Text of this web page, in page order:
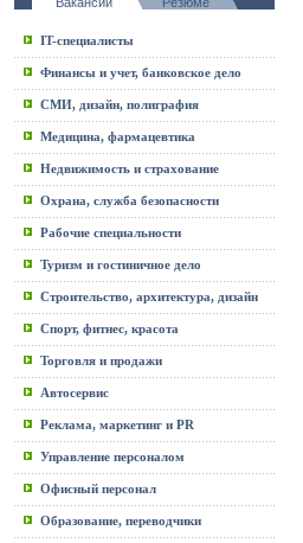
IT-специалисты
Финансы и учет, банковское дело
СМИ, дизайн, полиграфия
Медицина, фармацевтика
Недвижимость и страхование
Охрана, служба безопасности
Рабочие специальности
Туризм и гостиничное дело
Строительство, архитектура, дизайн
Спорт, фитнес, красота
Торговля и продажи
Автосервис
Реклама, маркетинг и PR
Управление персоналом
Офисный персонал
Образование, переводчики